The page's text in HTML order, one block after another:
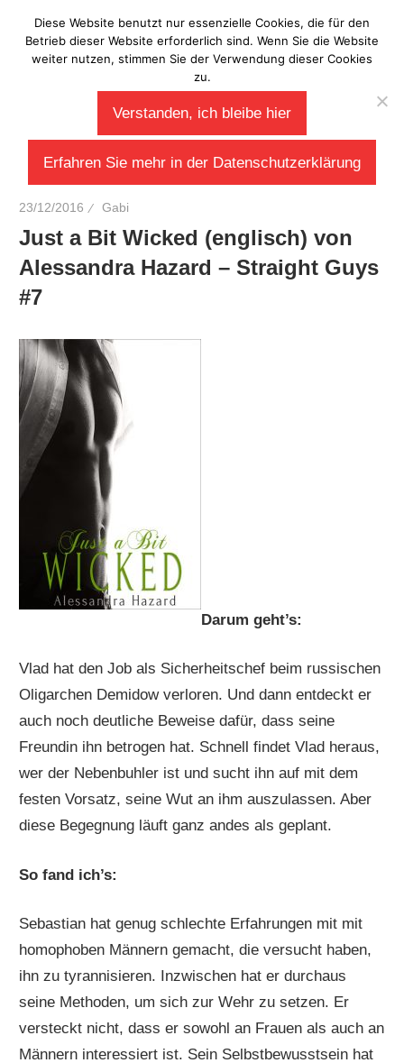
Inhalt
springen
Laberladen
23/12/2016 Gabi
Just a Bit Wicked (englisch) von
Alessandra Hazard – Straight Guys
#7
Darum geht’s:
Vlad hat den Job als Sicherheitschef beim russischen
Oligarchen Demidow verloren. Und dann entdeckt er
auch noch deutliche Beweise dafür, dass seine
Freundin ihn betrogen hat. Schnell findet Vlad heraus,
wer der Nebenbuhler ist und sucht ihn auf mit dem
festen Vorsatz, seine Wut an ihm auszulassen. Aber
diese Begegnung läuft ganz andes als geplant.
So fand ich’s:
Sebastian hat genug schlechte Erfahrungen mit mit
homophoben Männern gemacht, die versucht haben,
ihn zu tyrannisieren. Inzwischen hat er durchaus
seine Methoden, um sich zur Wehr zu setzen. Er
versteckt nicht, dass er sowohl an Frauen als auch an
Männern interessiert ist. Sein Selbstbewusstsein hat
Diese Website benutzt nur essenzielle Cookies, die für den
Betrieb dieser Website erforderlich sind. Wenn Sie die Website
weiter nutzen, stimmen Sie der Verwendung dieser Cookies
zu.
Verstanden, ich bleibe hier
Erfahren Sie mehr in der Datenschutzerklärung